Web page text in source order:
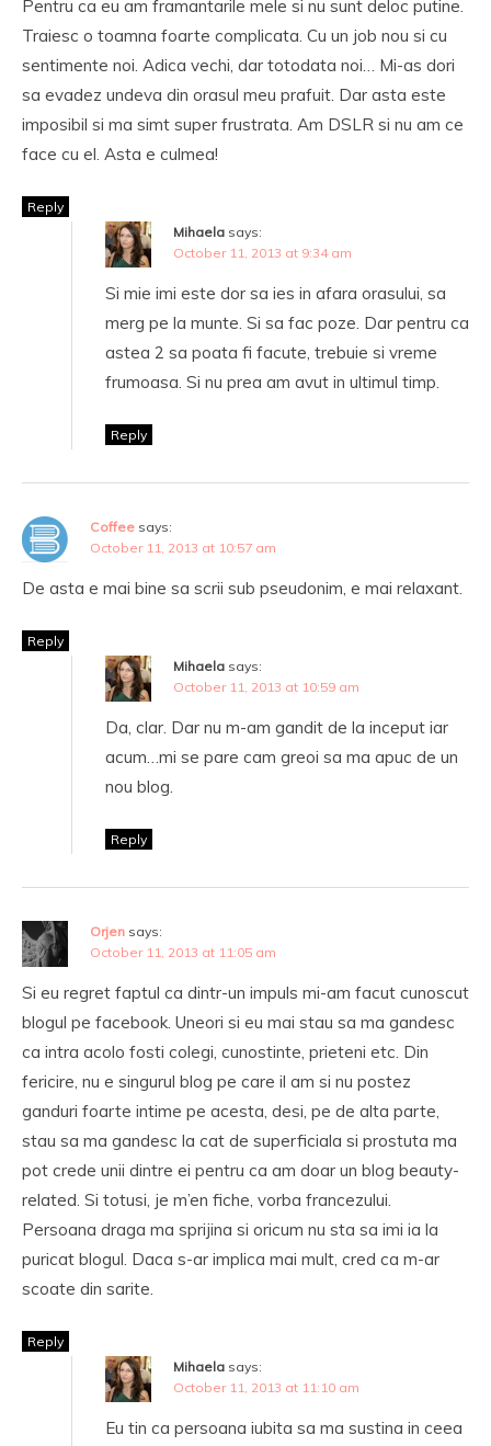
Pentru ca eu am framantarile mele si nu sunt deloc putine.
Traiesc o toamna foarte complicata. Cu un job nou si cu
sentimente noi. Adica vechi, dar totodata noi… Mi-as dori
sa evadez undeva din orasul meu prafuit. Dar asta este
imposibil si ma simt super frustrata. Am DSLR si nu am ce
face cu el. Asta e culmea!
Reply
Mihaela says:
October 11, 2013 at 9:34 am
Si mie imi este dor sa ies in afara orasului, sa
merg pe la munte. Si sa fac poze. Dar pentru ca
astea 2 sa poata fi facute, trebuie si vreme
frumoasa. Si nu prea am avut in ultimul timp.
Reply
Coffee says:
October 11, 2013 at 10:57 am
De asta e mai bine sa scrii sub pseudonim, e mai relaxant.
Reply
Mihaela says:
October 11, 2013 at 10:59 am
Da, clar. Dar nu m-am gandit de la inceput iar
acum…mi se pare cam greoi sa ma apuc de un
nou blog.
Reply
Orjen says:
October 11, 2013 at 11:05 am
Si eu regret faptul ca dintr-un impuls mi-am facut cunoscut
blogul pe facebook. Uneori si eu mai stau sa ma gandesc
ca intra acolo fosti colegi, cunostinte, prieteni etc. Din
fericire, nu e singurul blog pe care il am si nu postez
ganduri foarte intime pe acesta, desi, pe de alta parte,
stau sa ma gandesc la cat de superficiala si prostuta ma
pot crede unii dintre ei pentru ca am doar un blog beauty-
related. Si totusi, je m’en fiche, vorba francezului.
Persoana draga ma sprijina si oricum nu sta sa imi ia la
puricat blogul. Daca s-ar implica mai mult, cred ca m-ar
scoate din sarite.
Reply
Mihaela says:
October 11, 2013 at 11:10 am
Eu tin ca persoana iubita sa ma sustina in ceea